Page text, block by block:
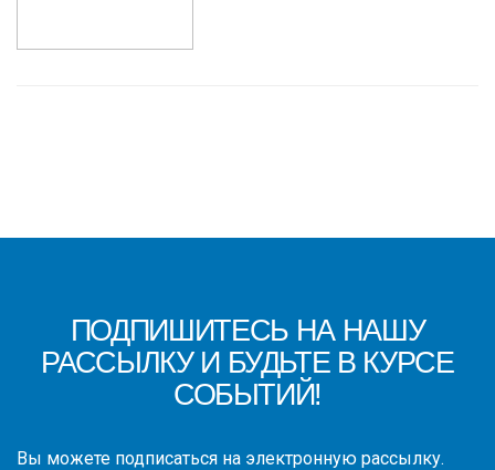
ПОДПИШИТЕСЬ НА НАШУ
РАССЫЛКУ И БУДЬТЕ В КУРСЕ
СОБЫТИЙ!
Вы можете подписаться на электронную рассылку.